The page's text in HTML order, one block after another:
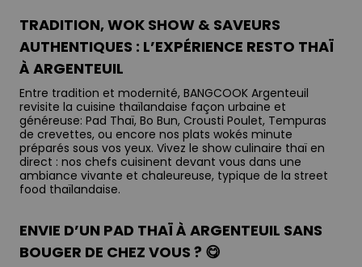
TRADITION, WOK SHOW & SAVEURS
AUTHENTIQUES : L’EXPÉRIENCE RESTO THAÏ
À ARGENTEUIL
Entre tradition et modernité, BANGCOOK Argenteuil
revisite la cuisine thaïlandaise façon urbaine et
généreuse: Pad Thaï, Bo Bun, Crousti Poulet, Tempuras
de crevettes, ou encore nos plats wokés minute
préparés sous vos yeux. Vivez le show culinaire thaï en
direct : nos chefs cuisinent devant vous dans une
ambiance vivante et chaleureuse, typique de la street
food thaïlandaise.
ENVIE D’UN PAD THAÏ À ARGENTEUIL SANS
BOUGER DE CHEZ VOUS ? 😋